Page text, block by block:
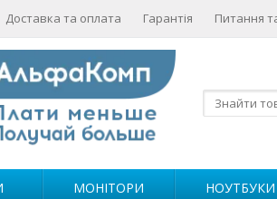
Доставка та оплата Гарантія Питання
МОНІТОРИ НОУТБУКИ